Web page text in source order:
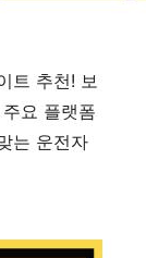
트 추천! 보
요 플랫폼
는 운전자